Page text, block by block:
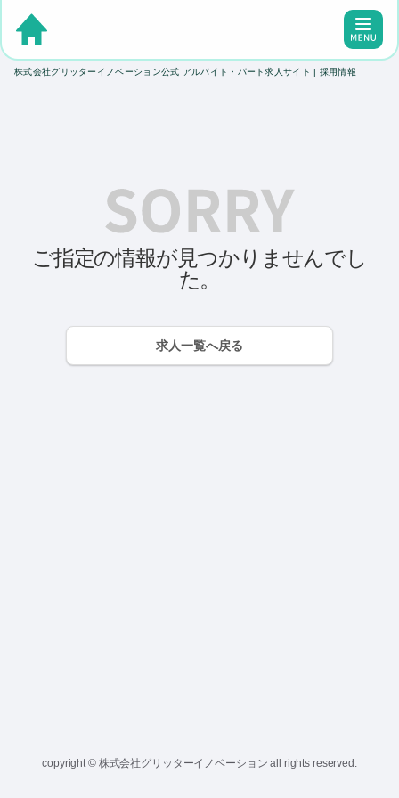
株式会社グリッターイノベーション公式 アルバイト・パート求人サイト | 採用情報
ご指定の情報が見つかりませんでし
た。
求人一覧へ戻る
copyright © 株式会社グリッターイノベーション all rights reserved.